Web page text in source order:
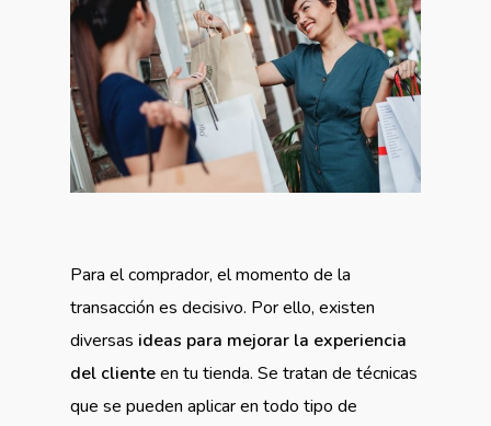
Para el comprador, el momento de la
transacción es decisivo. Por ello, existen
diversas ideas para mejorar la experiencia
del clienteen tu tienda. Se tratan de técnicas
que se pueden aplicar en todo tipo de